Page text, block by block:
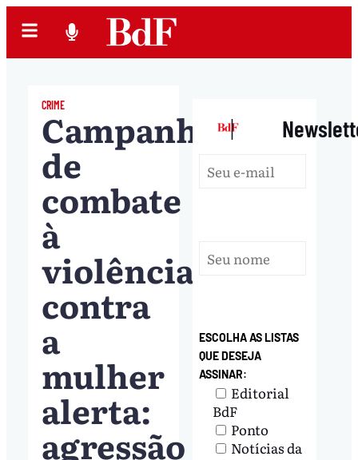
CRIME
Campanha
de
combate
à
violência
contra
a
mulher
alerta:
agressão
|
ESCOLHA AS LISTAS
QUE DESEJA
ASSINAR:
Editorial
BdF
Ponto
Notícias da